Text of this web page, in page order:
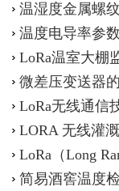
温湿度金属螺
温度电导率参
LoRa温室大棚
微差压变送器
LoRa无线通信
LORA 无线灌
案
LoRa（Long
简易酒窖温度